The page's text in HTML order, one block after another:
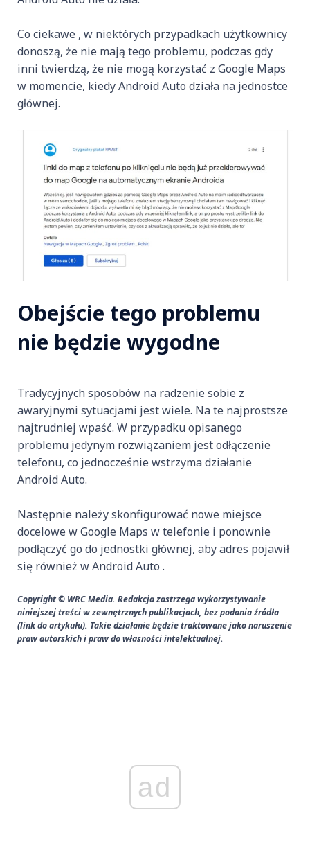
Co ciekawe , w niektórych przypadkach użytkownicy
donoszą, że nie mają tego problemu, podczas gdy
inni twierdzą, że nie mogą korzystać z Google Maps
w momencie, kiedy Android Auto działa na jednostce
głównej.
Obejście tego problemu
nie będzie wygodne
Tradycyjnych sposobów na radzenie sobie z
awaryjnymi sytuacjami jest wiele. Na te najprostsze
najtrudniej wpaść. W przypadku opisanego
problemu jedynym rozwiązaniem jest odłączenie
telefonu, co jednocześnie wstrzyma działanie
Android Auto.
Następnie należy skonfigurować nowe miejsce
docelowe w Google Maps w telefonie i ponownie
podłączyć go do jednostki głównej, aby adres pojawił
się również w Android Auto .
Copyright © WRC Media. Redakcja zastrzega wykorzystywanie
niniejszej treści w zewnętrznych publikacjach, bez podania źródła
(link do artykułu). Takie działanie będzie traktowane jako naruszenie
praw autorskich i praw do własności intelektualnej.
ad